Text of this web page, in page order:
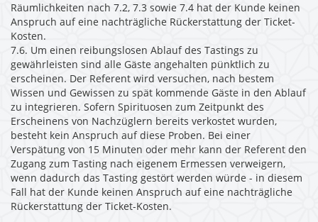
Räumlichkeiten nach 7.2, 7.3 sowie 7.4 hat der Kunde keinen
Anspruch auf eine nachträgliche Rückerstattung der Ticket-
Kosten.
7.6. Um einen reibungslosen Ablauf des Tastings zu
gewährleisten sind alle Gäste angehalten pünktlich zu
erscheinen. Der Referent wird versuchen, nach bestem
Wissen und Gewissen zu spät kommende Gäste in den Ablauf
zu integrieren. Sofern Spirituosen zum Zeitpunkt des
Erscheinens von Nachzüglern bereits verkostet wurden,
besteht kein Anspruch auf diese Proben. Bei einer
Verspätung von 15 Minuten oder mehr kann der Referent den
Zugang zum Tasting nach eigenem Ermessen verweigern,
wenn dadurch das Tasting gestört werden würde - in diesem
Fall hat der Kunde keinen Anspruch auf eine nachträgliche
Rückerstattung der Ticket-Kosten.